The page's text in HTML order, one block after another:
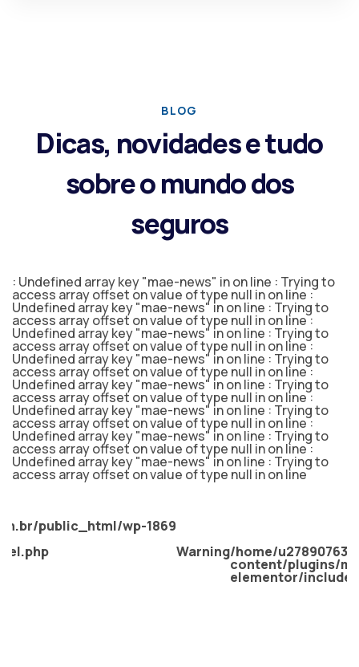
BLOG
Dicas, novidades e tudo
sobre o mundo dos
seguros
: Undefined array key "mae-news" inon line : Trying to
access array offset on value of type null inon line :
Undefined array key "mae-news" inon line : Trying to
access array offset on value of type null inon line:
Undefined array key "mae-news" inon line : Trying to
access array offset on value of type null inon line:
Undefined array key "mae-news" inon line : Trying to
access array offset on value of type null inon line:
Undefined array key "mae-news" inon line : Trying to
access array offset on value of type null inon line:
Undefined array key "mae-news" inon line : Trying to
access array offset on value of type null inon line:
Undefined array key "mae-news" inon line : Trying to
access array offset on value of type null inon line:
Undefined array key "mae-news" inon line : Trying to
access array offset on value of type null inon line
public_html/wp-1869
Warning/home/
content/plugins/
elementor/